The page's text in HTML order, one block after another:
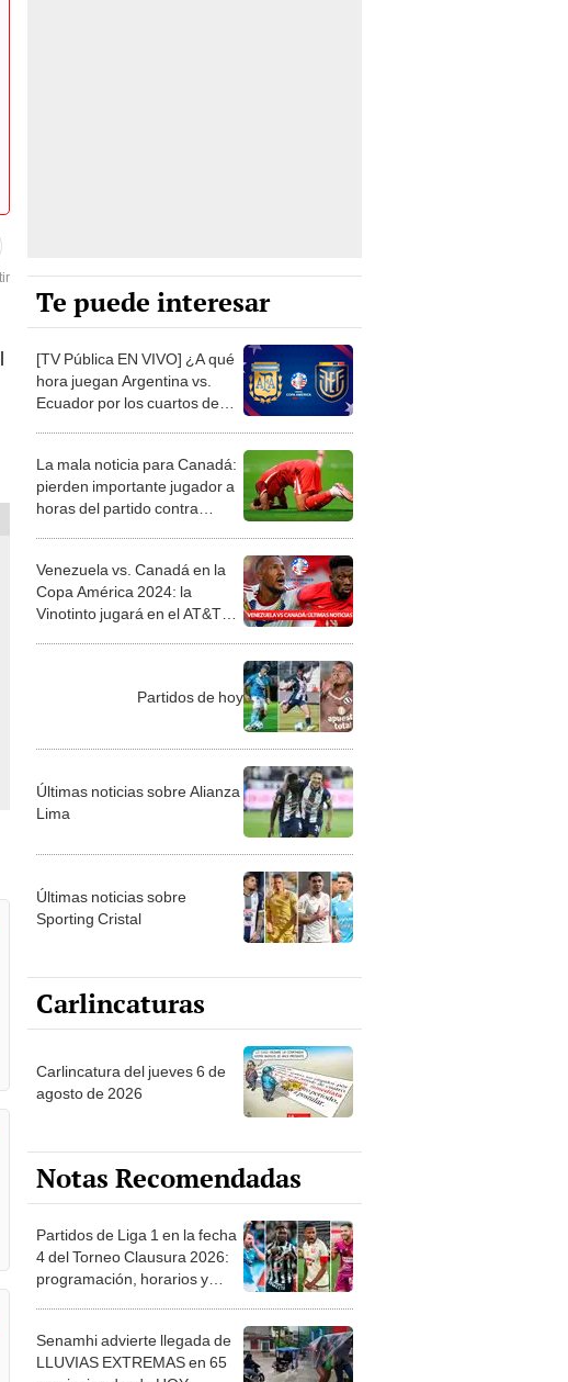
Te puede interesar
[TV Pública EN VIVO] ¿A qué
hora juegan Argentina vs.
Ecuador por los cuartos de
final de la Copa América?
La mala noticia para Canadá:
pierden importante jugador a
horas del partido contra
Venezuela por Copa América
Venezuela vs. Canadá en la
Copa América 2024: la
Vinotinto jugará en el AT&T
Stadium
Lima
Sporting Cristal
Carlincaturas
agosto de 2026
Notas Recomendadas
Partidos de Liga 1 en la fecha
4 del Torneo Clausura 2026:
programación, horarios y
dónde ver
Senamhi advierte llegada de
LLUVIAS EXTREMAS en 65
provincias desde HOY